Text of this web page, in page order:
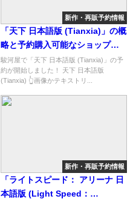
新作・再販予約情報
「天下 日本語版 (Tianxia)」の概
略と予約購入可能なショップ紹
介！
駿河屋で「天下 日本語版 (Tianxia)」の予
約が開始しました！ 天下 日本語版
(Tianxia) 👆画像かテキストリ...
新作・再販予約情報
「ライトスピード： アリーナ 日
本語版 (Light Speed：